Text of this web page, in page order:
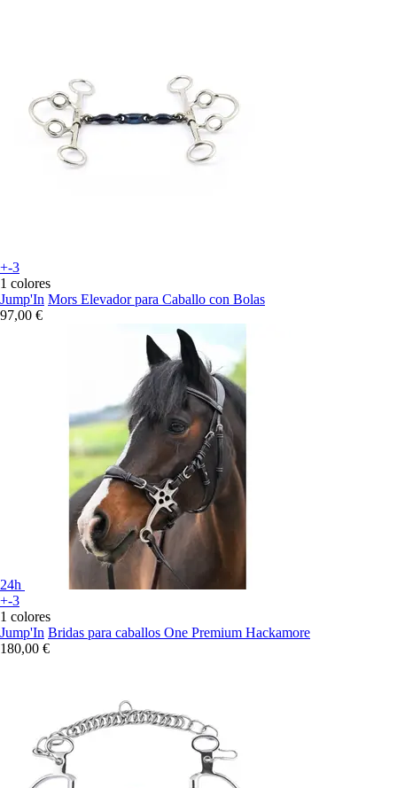
+-3
1 colores
Jump'In Mors Elevador para Caballo con Bolas
97,00 €
24h
+-3
1 colores
Jump'In Bridas para caballos One Premium Hackamore
180,00 €